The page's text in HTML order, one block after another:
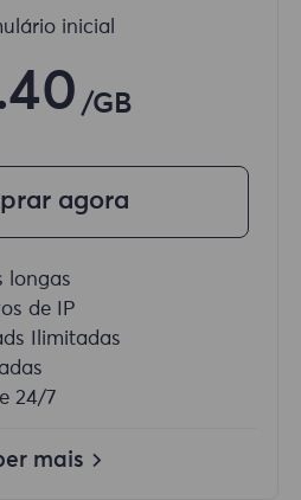
inicial
/GB
agora
longas
de IP
Ilimitadas
24/7
mais